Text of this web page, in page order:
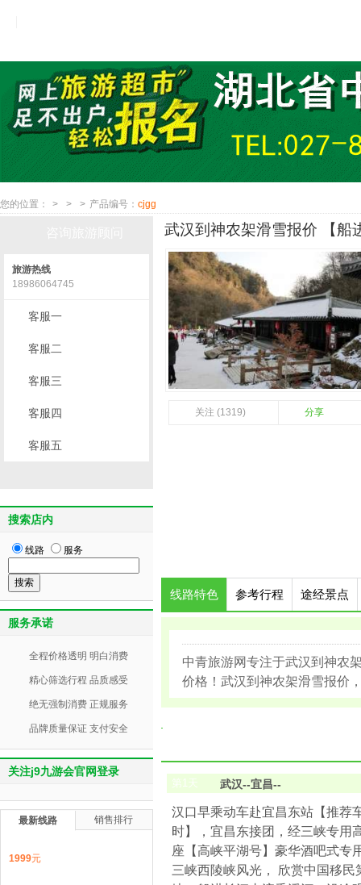
您的位置： > > > 产品编号： cjgg
武汉到神农架滑雪报价 【船
关注 (1319) 分享
线路特色 参考行程 途经景点
中青旅游网专注于武汉到神农
价格！武汉到神农架滑雪报价
第1天 武汉--宜昌--
汉口早乘动车赴宜昌东站【推荐
时】，宜昌东接团，经三峡专用
座【高峡平湖号】豪华酒吧式专
三峡西陵峡风光， 欣赏中国移
旅游热线
18986064745
客服一
客服二
客服三
客服四
客服五
搜索店内
线路 服务
服务承诺
全程价格透明 明白消费
精心筛选行程 品质感受
绝无强制消费 正规服务
品牌质量保证 支付安全
关注j9九游会官网登录
最新线路 销售排行
1999元